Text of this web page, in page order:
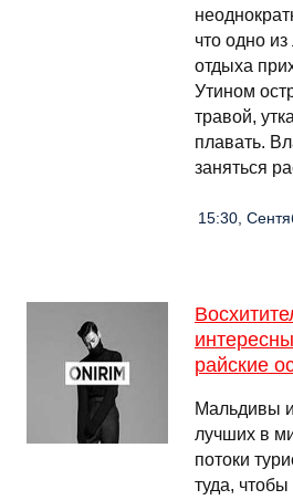
что одно
отдыха
Утином
травой,
плавать.
заняться
15:30,
райские
Мальдивы
лучших в
потоки
туда,